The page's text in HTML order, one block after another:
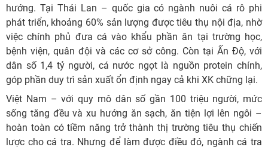
hướng. Tại Thái Lan – quốc gia có ngành nuôi cá rô phi
phát triển, khoảng 60% sản lượng được tiêu thụ nội địa, nhờ
việc chính phủ đưa cá vào khẩu phần ăn tại trường học,
bệnh viện, quân đội và các cơ sở công. Còn tại Ấn Độ, với
dân số 1,4 tỷ người, cá nước ngọt là nguồn protein chính,
góp phần duy trì sản xuất ổn định ngay cả khi XK chững lại.
Việt Nam – với quy mô dân số gần 100 triệu người, mức
sống tăng đều và xu hướng ăn sạch, ăn tiện lợi lên ngôi –
hoàn toàn có tiềm năng trở thành thị trường tiêu thụ chiến
lược cho cá tra. Nhưng để làm được điều đó, ngành cá tra